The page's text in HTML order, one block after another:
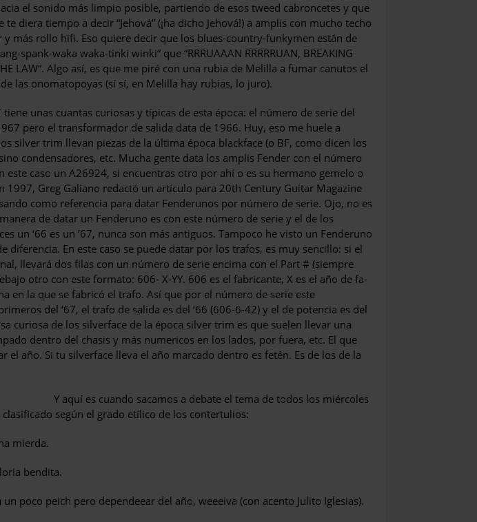
el sonido más limpio posible, partiendo de esos tweed cabroncetes y que
te diera tiempo a decir “Jehová” (¡ha dicho Jehová!) a amplis con mucho techo
y más rollo hifi. Eso quiere decir que los blues-country-funkymen están de
spank-waka waka-tinki winki” que “RRRUAAAN RRRRRUAN, BREAKING
LAW”. Algo así, es que me piré con una rubia de Melilla a fumar canu­tos el
las onomato­poyas (sí sí, en Melilla hay rubias, lo juro).
unas cuantas curiosas y típicas de esta época: el número de serie del
pero el transformador de salida data de 1966. Huy, eso me huele a
silver trim llevan piezas de la última época blackfa­ce (o BF, como dicen los
condensadores, etc. Mucha gente data los amplis Fender con el número
este caso un A26924, si encuentras otro por ahí o es su hermano gemelo o
1997, Greg Galiano redactó un artículo para 20th Century Guitar Magazine
como referencia para datar Fenderunos por número de serie. Ojo, no es
de datar un Fenderuno es con este número de se­rie y el de los
un ‘66 es un ’67, nunca son más antiguos. Tampoco he visto un Fenderuno
diferencia. En este caso se puede datar por los trafos, es muy sencillo: si el
llevará dos filas con un número de serie encima con el Part # (siempre
otro con este formato: 606- X-YY. 606 es el fabricante, X es el año de fa­
en la que se fabricó el trafo. Así que por el número de serie este
del ‘67, el trafo de salida es del ‘66 (606-6-42) y el de potencia es del
curiosa de los silverface de la época silver trim es que suelen llevar una
dentro del chasis y más numericos en los lados, por fuera, etc. El que
el año. Si tu silverface lleva el año marcado den­tro es fetén. Es de los de la
Y aquí es cuando sacamos a debate el tema de todos los miércoles
cla­sificado según el grado etílico de los contertulios:
mierda.
bendita.
poco peich pero dependeear del año, weeeiva (con acento Julito Iglesias).